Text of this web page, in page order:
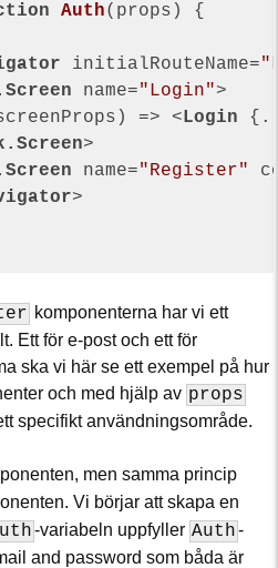
Auth( props ) {
initialRouteName=
name="Login">
=>
<Login {
>
name="Register"
>
komponenterna har vi ett
Ett för e-post och ett för
ska vi här se ett exempel på hur
och med hjälp av props
specifikt användningsområde.
men samma princip
Vi börjar att skapa en
-variabeln uppfyller Auth-
and password som båda är